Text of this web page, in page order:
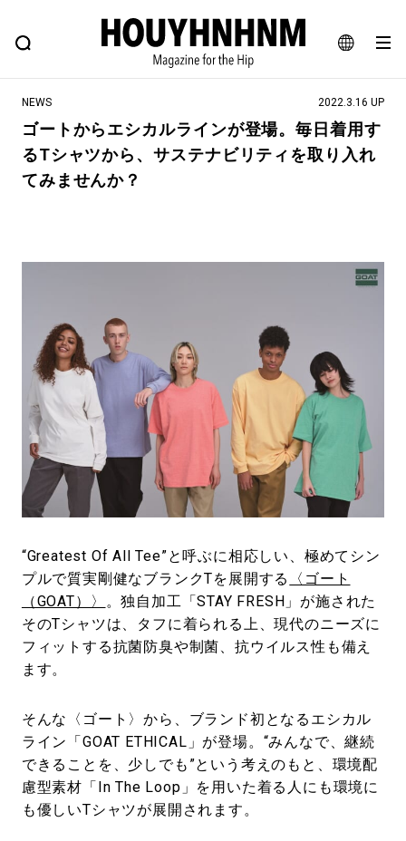
JA
EN
FEATURE BLOG SNAP
ヒップなファッション、カルチャー、ライフスタイルWEBマガジン
#注目のタグ
#NEW VINTAGE #マイナーグッド図鑑
#GH 銘品の所以
#Commune H #FOCUS IT #AH.H
#ととけん #FASHION #MUSIC #MOVIE
#LIFESTYLE #SNEAKER #OUTDOOR
#SPORTS #HANDSOME HANDBOOK
NEWS 2022.3.16 UP
ゴートからエシカルラインが登場。毎日着用す
るTシャツから、サステナビリティを取り入れ
てみませんか？
“Greatest Of All Tee”と呼ぶに相応しい、極めてシン
プルで質実剛健なブランクTを展開する
〈ゴート
（GOAT）〉 。独自加工「STAY FRESH」が施された
そのTシャツは、タフに着られる上、現代のニーズに
フィットする抗菌防臭や制菌、抗ウイルス性も備え
ます。
そんな〈ゴート〉から、ブランド初となるエシカル
ライン「GOAT ETHICAL」が登場。“みんなで、継続
できることを、少しでも”という考えのもと、環境配
慮型素材「In The Loop」を用いた着る人にも環境に
も優しいTシャツが展開されます。